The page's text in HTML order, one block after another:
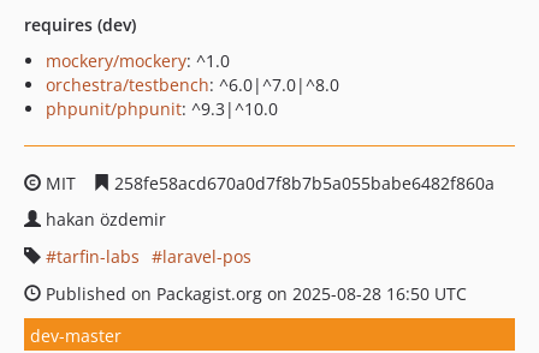
requires (dev)
mockery/mockery: ^1.0
orchestra/testbench: ^6.0|^7.0|^8.0
phpunit/phpunit: ^9.3|^10.0
MIT
258fe58acd670a0d7f8b7b5a055babe6482f860a
hakan özdemir
tarfin-labs
laravel-pos
Published on Packagist.org on 2025-08-28 16:50 UTC
dev-master